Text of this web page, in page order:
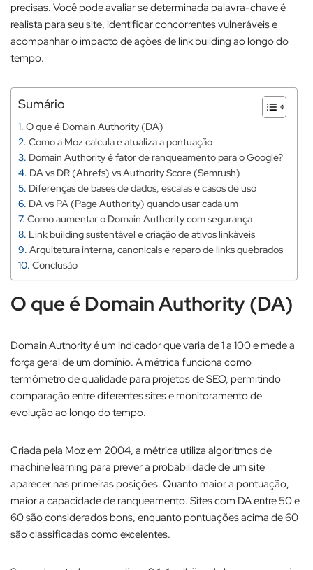
precisas. Você pode avaliar se determinada palavra-chave é
realista para seu site, identificar concorrentes vulneráveis e
acompanhar o impacto de ações de link building ao longo do
tempo.​
Sumário
O que é Domain Authority (DA)
Como a Moz calcula e atualiza a pontuação
Domain Authority é fator de ranqueamento para o Google?
DA vs DR (Ahrefs) vs Authority Score (Semrush)
Diferenças de bases de dados, escalas e casos de uso
DA vs PA (Page Authority) quando usar cada um
Como aumentar o Domain Authority com segurança
Link building sustentável e criação de ativos linkáveis
​Arquitetura interna, canonicals e reparo de links quebrados
Conclusão
O que é Domain Authority (DA)
Domain Authority é um indicador que varia de 1 a 100 e mede a
força geral de um domínio. A métrica funciona como
termômetro de qualidade para projetos de SEO, permitindo
comparação entre diferentes sites e monitoramento de
evolução ao longo do tempo.​
Criada pela Moz em 2004, a métrica utiliza algoritmos de
machine learning para prever a probabilidade de um site
aparecer nas primeiras posições. Quanto maior a pontuação,
maior a capacidade de ranqueamento. Sites com DA entre 50 e
60 são considerados bons, enquanto pontuações acima de 60
são classificadas como excelentes.​